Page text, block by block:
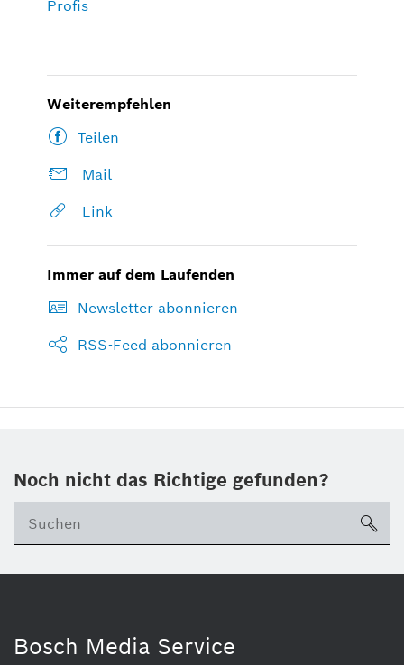
Profis
Weiterempfehlen
Teilen
Mail
Link
Immer auf dem Laufenden
Newsletter abonnieren
RSS-Feed abonnieren
Noch nicht das Richtige gefunden?
Bosch Media Service